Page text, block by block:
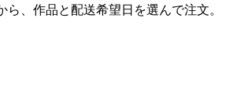
ら、作品と配送希望日を選んで注文。